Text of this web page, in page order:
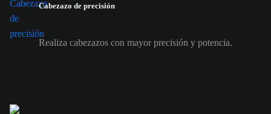
Cabezazo de precisión
Realiza cabezazos con mayor precisión y potencia.